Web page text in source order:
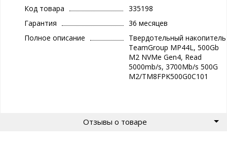
Код товара
335198
Гарантия
36 месяцев
Полное описание
Твердотельный накопитель
TeamGroup MP44L, 500Gb
M2 NVMe Gen4, Read
5000mb/s, 3700Mb/s 500G
M2/TM8FPK500G0C101
Отзывы о товаре